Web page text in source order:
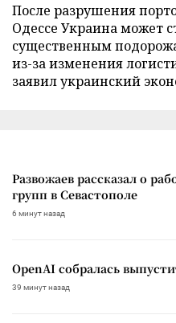
После разрушения
Одессе Украина может
существенным
из-за изменения
заявил украинский
Развожаев рассказал о
групп в Севастополе
6 минут назад
OpenAI собралась
39 минут назад